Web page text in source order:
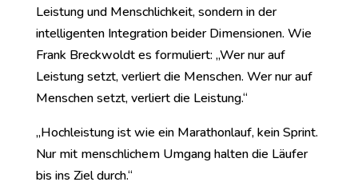
Leistung und Menschlichkeit, sondern in der
intelligenten Integration beider Dimensionen. Wie
Frank Breckwoldt es formuliert: „Wer nur auf
Leistung setzt, verliert die Menschen. Wer nur auf
Menschen setzt, verliert die Leistung.“
„Hochleistung ist wie ein Marathonlauf, kein Sprint.
Nur mit menschlichem Umgang halten die Läufer
bis ins Ziel durch.“